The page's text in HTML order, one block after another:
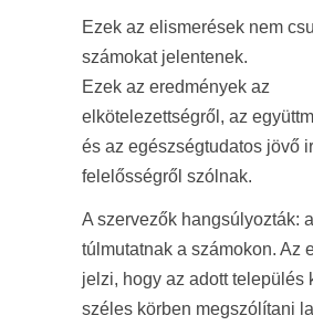
Ezek az elismerések nem
számokat jelentenek.
Ezek az eredmények az
elkötelezettségről, az
és az egészségtudatos jövő
felelősségről szólnak.
A szervezők hangsúlyozták:
túlmutatnak a számokon. Az
jelzi, hogy az adott település
széles körben megszólítani